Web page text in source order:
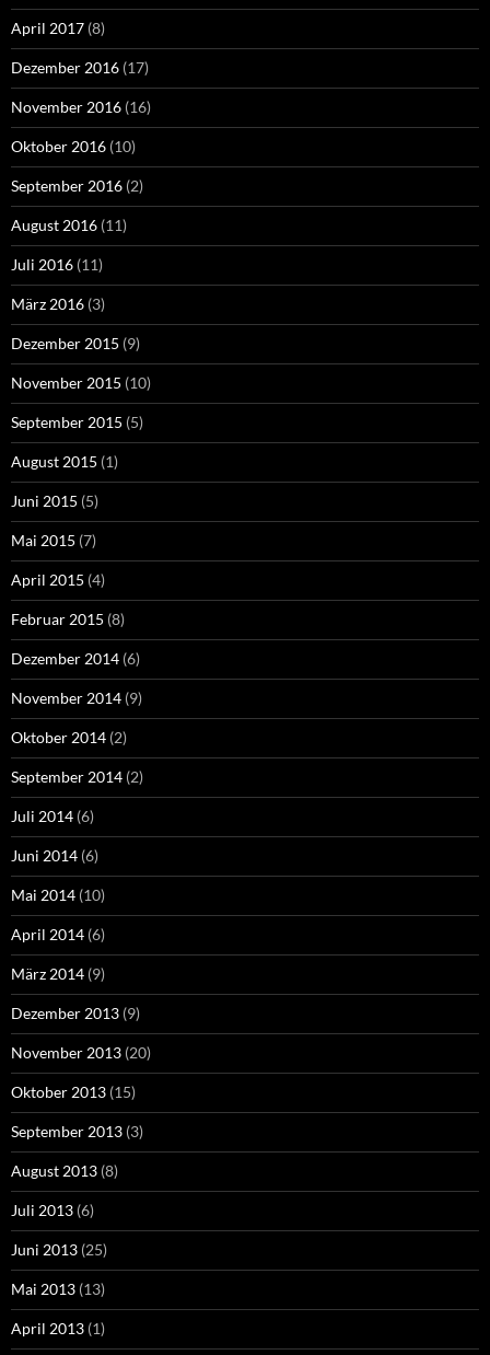
April 2017 (8)
Dezember 2016 (17)
November 2016 (16)
Oktober 2016 (10)
September 2016 (2)
August 2016 (11)
Juli 2016 (11)
März 2016 (3)
Dezember 2015 (9)
November 2015 (10)
September 2015 (5)
August 2015 (1)
Juni 2015 (5)
Mai 2015 (7)
April 2015 (4)
Februar 2015 (8)
Dezember 2014 (6)
November 2014 (9)
Oktober 2014 (2)
September 2014 (2)
Juli 2014 (6)
Juni 2014 (6)
Mai 2014 (10)
April 2014 (6)
März 2014 (9)
Dezember 2013 (9)
November 2013 (20)
Oktober 2013 (15)
September 2013 (3)
August 2013 (8)
Juli 2013 (6)
Juni 2013 (25)
Mai 2013 (13)
April 2013 (1)